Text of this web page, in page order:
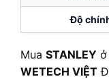
Độ
Mua STANLEY ở
WETECH VIỆT